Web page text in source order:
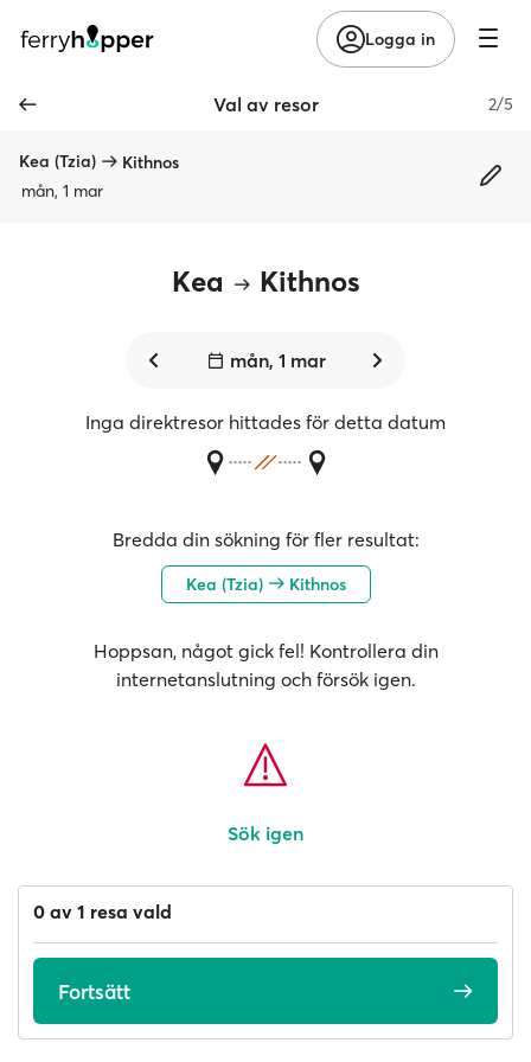
Logga in
Val av resor 2/5
Kea (Tzia)
Kithnos
mån, 1 mar
Kea Kithnos
mån, 1 mar
Inga direktresor hittades för detta datum
Bredda din sökning för fler resultat:
Kea (Tzia) Kithnos
Hoppsan, något gick fel! Kontrollera din
internetanslutning och försök igen.
Sök igen
0 av 1 resa vald
Fortsätt